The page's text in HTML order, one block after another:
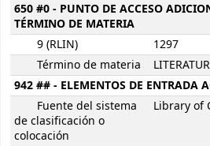
650 #0 - PUNTO DE ACCESO
TÉRMINO DE MATERIA
9 (RLIN)
1297
Término de materia
942 ## - ELEMENTOS DE ENTRADA
Fuente del sistema
de clasificación o
colocación
Library of